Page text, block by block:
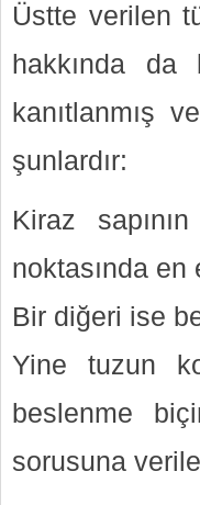
Üstte verilen
hakkında
kanıtlanmış
şunlardır:
Kiraz
noktasında en
Bir diğeri ise
Yine tuzun
beslenme
sorusuna